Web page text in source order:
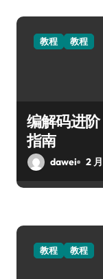
教程 教程
编解码进
指南
dawei 2
教程 教程